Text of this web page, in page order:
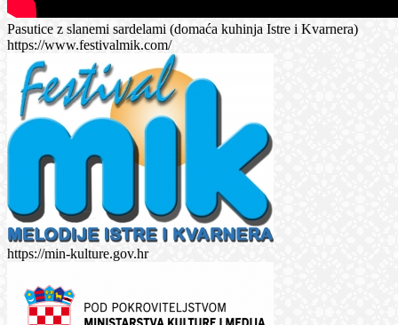
Pasutice z slanemi sardelami (domaća kuhinja Istre i Kvarnera)
https://www.festivalmik.com/
https://min-kulture.gov.hr